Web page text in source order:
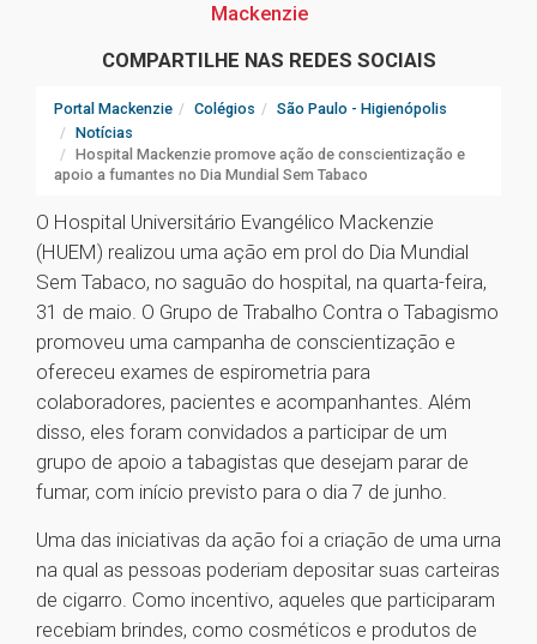
Mackenzie
COMPARTILHE NAS REDES SOCIAIS
Portal Mackenzie Colégios
São Paulo - Higienópolis
Notícias
Hospital Mackenzie promove ação de conscientização e
apoio a fumantes no Dia Mundial Sem Tabaco
O Hospital Universitário Evangélico Mackenzie
(HUEM) realizou uma ação em prol do Dia Mundial
Sem Tabaco, no saguão do hospital, na quarta-feira,
31 de maio. O Grupo de Trabalho Contra o Tabagismo
promoveu uma campanha de conscientização e
ofereceu exames de espirometria para
colaboradores, pacientes e acompanhantes. Além
disso, eles foram convidados a participar de um
grupo de apoio a tabagistas que desejam parar de
fumar, com início previsto para o dia 7 de junho.
Uma das iniciativas da ação foi a criação de uma urna
na qual as pessoas poderiam depositar suas carteiras
de cigarro. Como incentivo, aqueles que participaram
recebiam brindes, como cosméticos e produtos de